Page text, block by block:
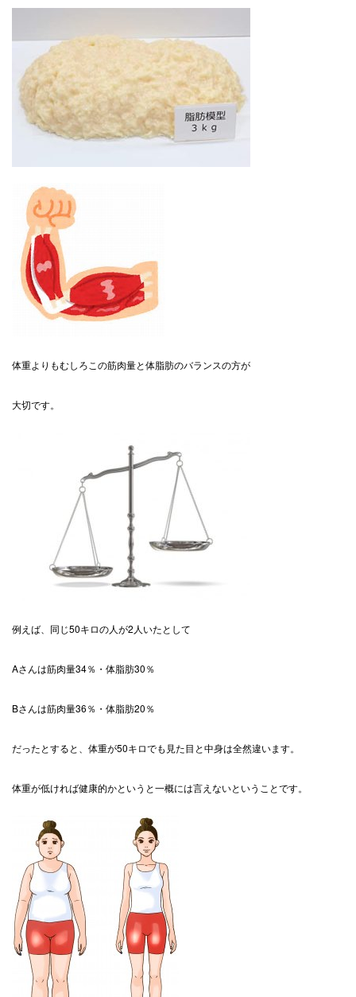
体重よりもむしろこの筋肉量と体脂肪のバランスの方が
大切です。
例えば、同じ50キロの人が2人いたとして
Aさんは筋肉量34％・体脂肪30％
Bさんは筋肉量36％・体脂肪20％
だったとすると、体重が50キロでも見た目と中身は全然違います。
体重が低ければ健康的かというと一概には言えないということです。